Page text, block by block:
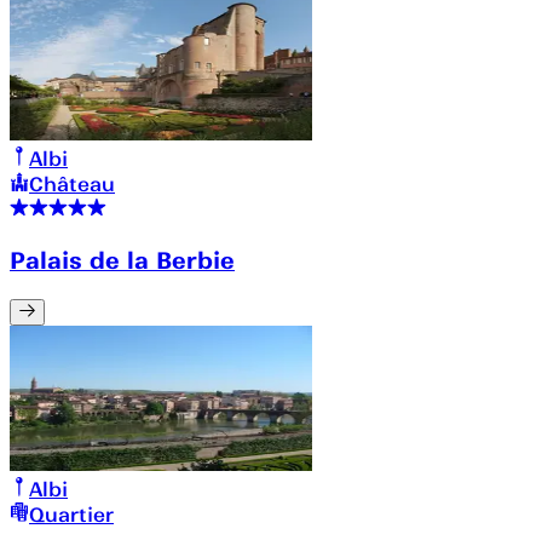
Albi
Château
Palais de la Berbie
Albi
Quartier